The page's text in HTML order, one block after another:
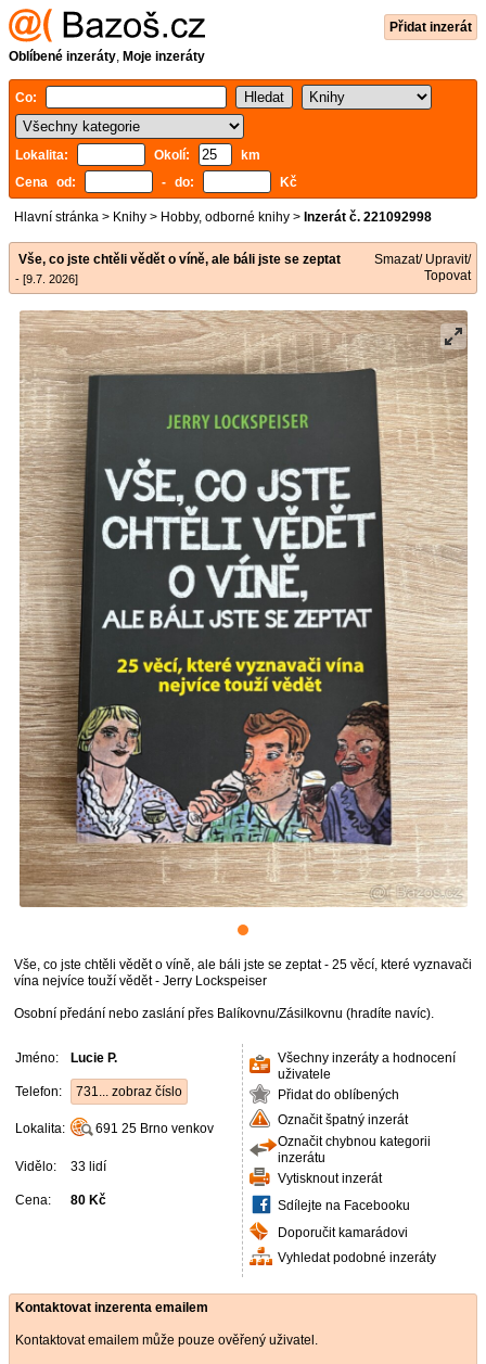
Přidat inzerát
Oblíbené inzeráty, Moje inzeráty
Co:
Lokalita: Okolí:
km
Cena od:
- do: Kč
Hlavní stránka > Knihy > Hobby, odborné knihy > Inzerát č. 221092998
Vše, co jste chtěli vědět o víně, ale báli jste se zeptat
- [9.7. 2026]
Smazat/ Upravit/
Topovat
Vše, co jste chtěli vědět o víně, ale báli jste se zeptat - 25 věcí, které vyznavači
vína nejvíce touží vědět - Jerry Lockspeiser
Osobní předání nebo zaslání přes Balíkovnu/Zásilkovnu (hradíte navíc).
Jméno: Lucie P.
Telefon: 731... zobraz číslo
Lokalita: 691 25 Brno venkov
Vidělo: 33 lidí
Cena: 80 Kč
Všechny inzeráty a hodnocení
uživatele
Přidat do oblíbených
Označit špatný inzerát
Označit chybnou kategorii
inzerátu
Vytisknout inzerát
Sdílejte na Facebooku
Doporučit kamarádovi
Vyhledat podobné inzeráty
Kontaktovat inzerenta emailem
Kontaktovat emailem může pouze ověřený uživatel.